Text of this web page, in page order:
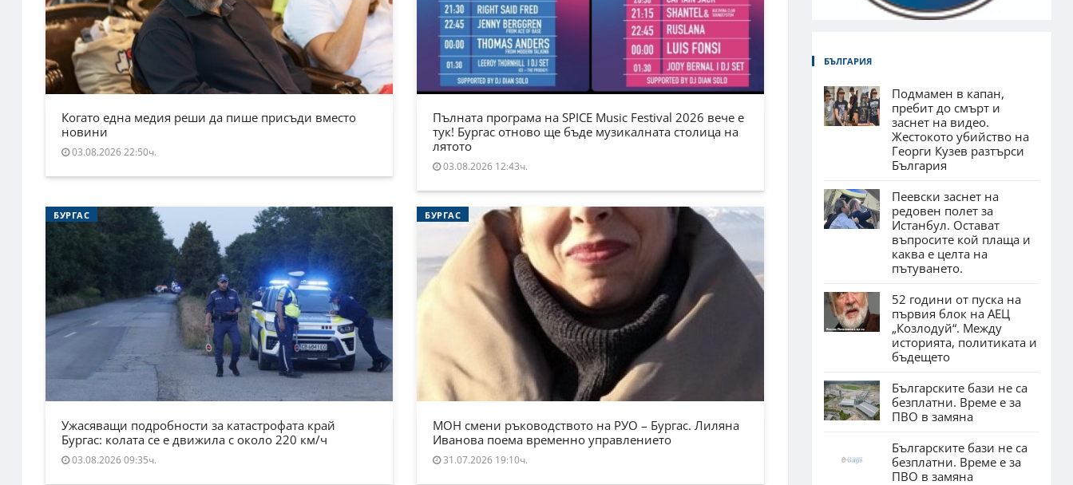
Когато една медия реши да пише присъди вместо
новини
03.08.2026 22:50ч.
Пълната програма на SPICE Music Festival 2026 вече е
тук! Бургас отново ще бъде музикалната столица на
лятото
03.08.2026 12:43ч.
БУРГАС
Ужасяващи подробности за катастрофата край
Бургас: колата се е движила с около 220 км/ч
03.08.2026 09:35ч.
БУРГАС
МОН смени ръководството на РУО – Бургас. Лиляна
Иванова поема временно управлението
31.07.2026 19:10ч.
БЪЛГАРИЯ
Подмамен в капан,
пребит до смърт и
заснет на видео.
Жестокото убийство на
Георги Кузев разтърси
България
Пеевски заснет на
редовен полет за
Истанбул. Остават
въпросите кой плаща и
каква е целта на
пътуването.
52 години от пуска на
първия блок на АЕЦ
„Козлодуй“. Между
историята, политиката и
бъдещето
Българските бази не са
безплатни. Време е за
ПВО в замяна
Българските бази не са
безплатни. Време е за
ПВО в замяна